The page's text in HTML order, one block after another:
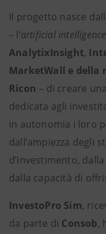
Il progetto nasce
– l’artificial
AnalytixInsight,
MarketWall e della
Ricon – di creare
dedicata agli
in autonomia i loro
dall’ampiezza degli
d’investimento,
dalla capacità di
InvestoPro Sim,
da parte di Consob,